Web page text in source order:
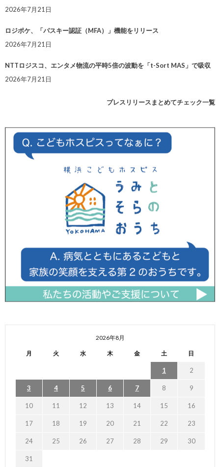
2026年7月21日
ロジポケ、「パスキー認証（MFA）」機能をリリース
2026年7月21日
NTTロジスコ、エンタメ物流の平時5倍の波動を「t-Sort MAS」で吸収
2026年7月21日
プレスリリースまとめてチェック一覧
2026年8月
月 火 水 木 金 土 日
1 2
3 4 5 6 7 8 9
10 11 12 13 14 15 16
17 18 19 20 21 22 23
24 25 26 27 28 29 30
31